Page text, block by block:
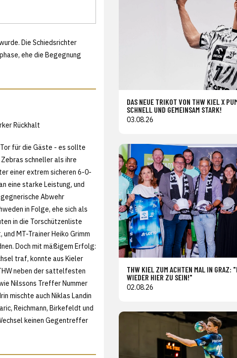
Die Schiedsrichter
ehe die Begegnung
Rückhalt
für die Gäste - es sollte
schneller als ihre
einer extrem sicheren 6-0-
eine starke Leistung, und
Abwehr
in Folge, ehe sich als
in die Torschützenliste
MT-Trainer Heiko Grimm
Doch mit mäßigem Erfolg:
traf, konnte aus Kieler
neben der sattelfesten
Nilssons Treffer Nummer
mischte auch Niklas Landin
Reichmann, Birkefeldt und
keinen Gegentreffer
DAS NEUE TRIKOT VON THW KIEL X
SCHNELL UND GEMEINSAM STARK!
03.08.26
THW KIEL ZUM ACHTEN MAL IN GRAZ:
WIEDER HIER ZU SEIN!"
02.08.26